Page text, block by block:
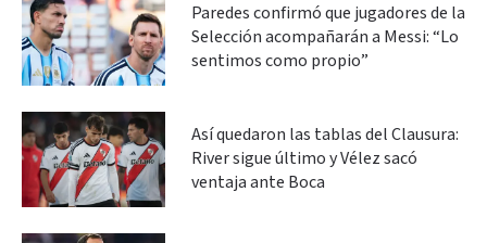
Paredes confirmó que jugadores de la
Selección acompañarán a Messi: “Lo
sentimos como propio”
Así quedaron las tablas del Clausura:
River sigue último y Vélez sacó
ventaja ante Boca